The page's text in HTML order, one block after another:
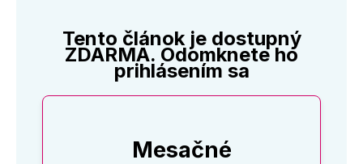
Tento článok je dostupný
ZDARMA. Odomknete ho
prihlásením sa
Mesačné